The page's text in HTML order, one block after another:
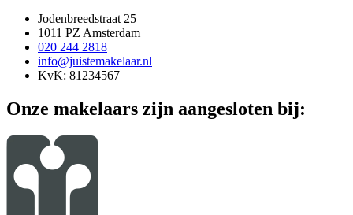
Jodenbreedstraat 25
1011 PZ Amsterdam
020 244 2818
info@juistemakelaar.nl
KvK: 81234567
Onze makelaars zijn aangesloten bij: